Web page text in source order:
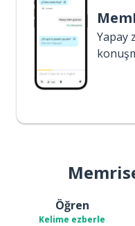
Yapay
Öğren
Kelime ezberle